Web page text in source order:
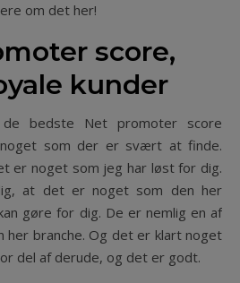
om det her!
score,
kunder
bedste Net promoter score
som der er svært at finde.
er noget som jeg har løst for dig.
at det er noget som den her
gøre for dig. De er nemlig en af
her branche. Og det er klart noget
del af derude, og det er godt.